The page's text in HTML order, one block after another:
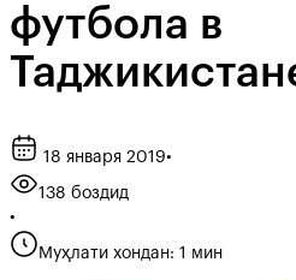
футбола в
18 января 2019•
138 боздид
•
Муҳлати хондан: 1 мин